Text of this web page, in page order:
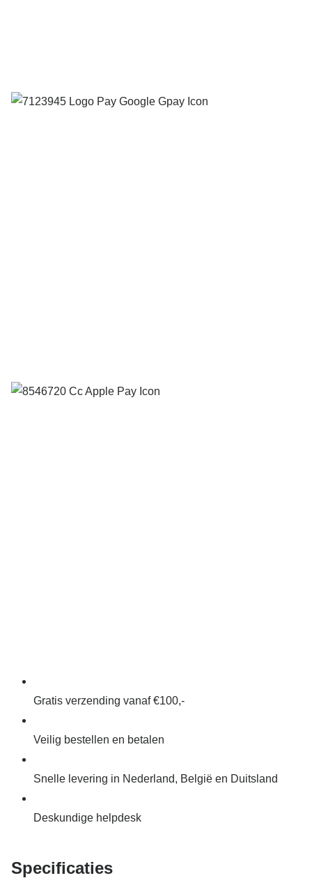
Gratis verzending vanaf €100,-
Veilig bestellen en betalen
Snelle levering in Nederland, België en Duitsland
Deskundige helpdesk
Specificaties